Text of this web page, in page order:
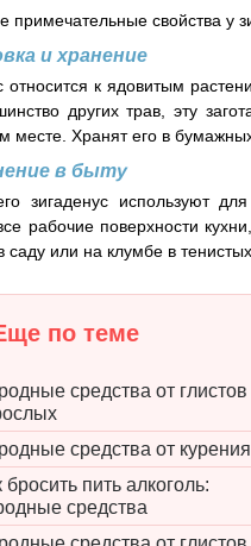
примечательные свойства у
и хранение
относится к ядовитым
других трав, эту
месте. Хранят его в
в быту
зигаденус используют
рабочие поверхности
саду или на клумбе в
по теме
средства от глистов
средства от курения
бросить пить алкоголь:
средства